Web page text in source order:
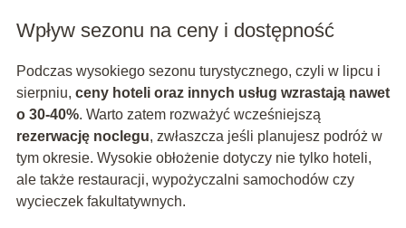
Wpływ sezonu na ceny i dostępność
Podczas wysokiego sezonu turystycznego, czyli w lipcu i
sierpniu, ceny hoteli oraz innych usług wzrastają nawet
o 30-40%. Warto zatem rozważyć wcześniejszą
rezerwację noclegu, zwłaszcza jeśli planujesz podróż w
tym okresie. Wysokie obłożenie dotyczy nie tylko hoteli,
ale także restauracji, wypożyczalni samochodów czy
wycieczek fakultatywnych.